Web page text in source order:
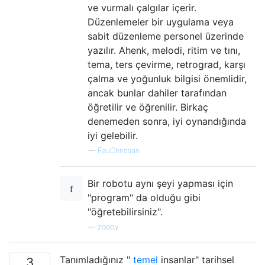
ve vurmalı çalgılar içerir.
Düzenlemeler bir uygulama veya
sabit düzenleme personel üzerinde
yazılır. Ahenk, melodi, ritim ve tını,
tema, ters çevirme, retrograd, karşı
çalma ve yoğunluk bilgisi önemlidir,
ancak bunlar dahiler tarafından
öğretilir ve öğrenilir. Birkaç
denemeden sonra, iyi oynandığında
iyi gelebilir.
— FauChristian
Bir robotu aynı şeyi yapması için
"program" da olduğu gibi
"öğretebilirsiniz".
zooby
Tanımladığınız " temel insanlar" tarihsel